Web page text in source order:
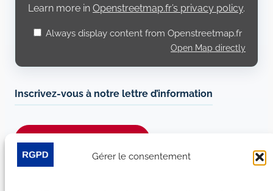
Gérer le consentement
Learn more in Openstreetmap.fr’s privacy policy.
Always display content from Openstreetmap.fr
Open Map directly
Inscrivez-vous à notre lettre d’information